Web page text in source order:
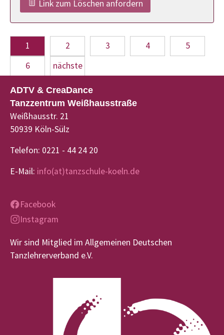
Link zum Löschen anfordern
1 2 3 4
5
6
nächste
ADTV & CreaDance
Tanzzentrum Weißhausstraße
Weißhausstr. 21
50939 Köln-Sülz
Telefon: 0221 - 44 24 20
E-Mail: info(at)tanzschule-koeln.de
Facebook
Instagram
Wir sind Mitglied im Allgemeinen Deutschen
Tanzlehrerverband e.V.